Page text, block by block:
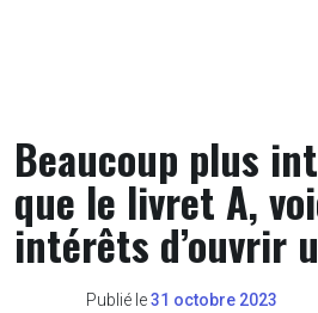
Beaucoup plus
que le livret A,
intérêts d’ouvrir
Publié le31 octobre 2023